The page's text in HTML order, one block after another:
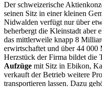
Der schweizerische
seinen Sitz in einer kleinen
Nidwalden verfügt nur über
beherbergt die Kleinstadt aber
das mittlerweile knapp 8
erwirtschaftet und über 44 000
Herzstück der Firma bildet die
Aufzüge mit Sitz in Ebikon,
verkauft der Betrieb weitere
transportieren lassen. Dazu